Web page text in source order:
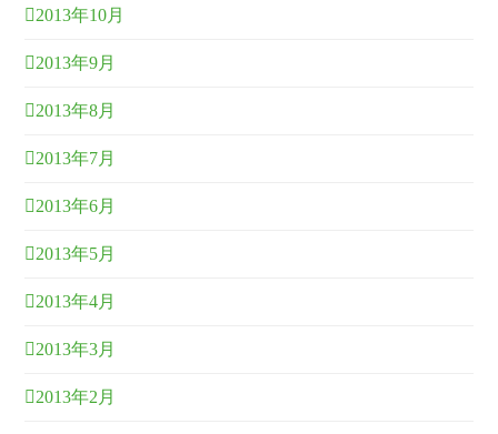
2013年10月
2013年9月
2013年8月
2013年7月
2013年6月
2013年5月
2013年4月
2013年3月
2013年2月